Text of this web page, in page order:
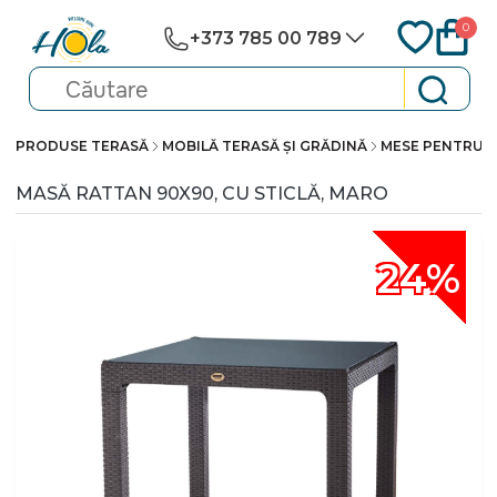
+373 785 00 789
0
PRODUSE TERASĂ MOBILĂ TERASĂ ȘI GRĂDINĂ MESE PENTRU
MASĂ RATTAN 90X90, CU STICLĂ, MARO
24%